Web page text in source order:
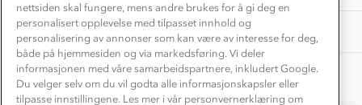
AKTIVITETER
Tips til hyttetur
nettsiden skal fungere, mens andre brukes for å gi deg en
personalisert opplevelse med tilpasset innhold og
personalisering av annonser som kan være av interesse for deg,
både på hjemmesiden og via markedsføring. Vi deler
informasjonen med våre samarbeidspartnere, inkludert Google.
Du velger selv om du vil godta alle informasjonskapsler eller
tilpasse innstillingene. Les mer i vår personvernerklæring om